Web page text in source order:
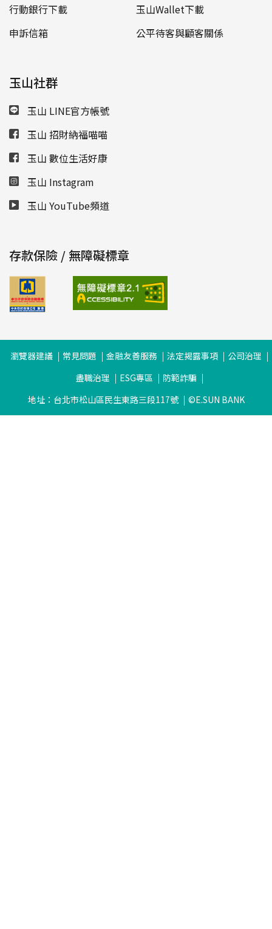
行動銀行下載
玉山Wallet下載
申訴信箱
公平待客與顧客關係
玉山社群
玉山 LINE官方帳號
玉山 招財納福喵喵
玉山 數位生活好康
玉山 Instagram
玉山 YouTube頻道
存款保險 / 無障礙標章
瀏覽器建議 常見問題 金融友善服務 法定揭露事項
公司治理
盡職治理
ESG專區
防範詐騙
地址：台北市松山區民生東路三段117號
©E.SUN BANK